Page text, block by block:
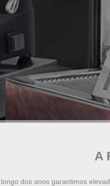
A
dos anos garantimos